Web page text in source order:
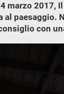
marzo 2017,
al paesaggio.
con